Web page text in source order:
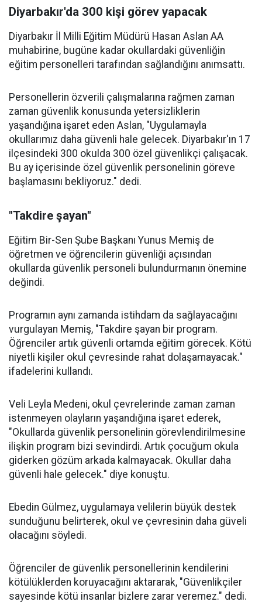
Diyarbakır'da 300 kişi görev yapacak
Diyarbakır İl Milli Eğitim Müdürü Hasan Aslan AA
muhabirine, bugüne kadar okullardaki güvenliğin
eğitim personelleri tarafından sağlandığını anımsattı.
Personellerin özverili çalışmalarına rağmen zaman
zaman güvenlik konusunda yetersizliklerin
yaşandığına işaret eden Aslan, "Uygulamayla
okullarımız daha güvenli hale gelecek. Diyarbakır'ın 17
ilçesindeki 300 okulda 300 özel güvenlikçi çalışacak.
Bu ay içerisinde özel güvenlik personelinin göreve
başlamasını bekliyoruz." dedi.
"Takdire şayan"
Eğitim Bir-Sen Şube Başkanı Yunus Memiş de
öğretmen ve öğrencilerin güvenliği açısından
okullarda güvenlik personeli bulundurmanın önemine
değindi.
Programın aynı zamanda istihdam da sağlayacağını
vurgulayan Memiş, "Takdire şayan bir program.
Öğrenciler artık güvenli ortamda eğitim görecek. Kötü
niyetli kişiler okul çevresinde rahat dolaşamayacak."
ifadelerini kullandı.
Veli Leyla Medeni, okul çevrelerinde zaman zaman
istenmeyen olayların yaşandığına işaret ederek,
"Okullarda güvenlik personelinin görevlendirilmesine
ilişkin program bizi sevindirdi. Artık çocuğum okula
giderken gözüm arkada kalmayacak. Okullar daha
güvenli hale gelecek." diye konuştu.
Ebedin Gülmez, uygulamaya velilerin büyük destek
sunduğunu belirterek, okul ve çevresinin daha güveli
olacağını söyledi.
Öğrenciler de güvenlik personellerinin kendilerini
kötülüklerden koruyacağını aktararak, "Güvenlikçiler
sayesinde kötü insanlar bizlere zarar veremez." dedi.